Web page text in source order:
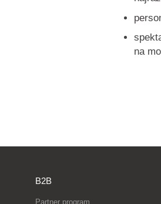
na
B2B
Partner program